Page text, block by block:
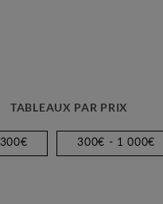
TABLEAUX PAR PRIX
300€ - 1 000€